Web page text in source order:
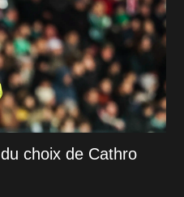
choix de Cathro